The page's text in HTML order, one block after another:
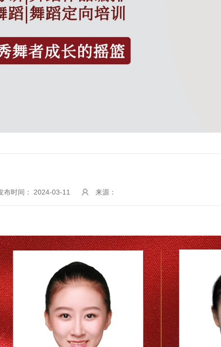
小艺考 舞蹈作品编排 舞
布时间： 2024-03-11 来源：